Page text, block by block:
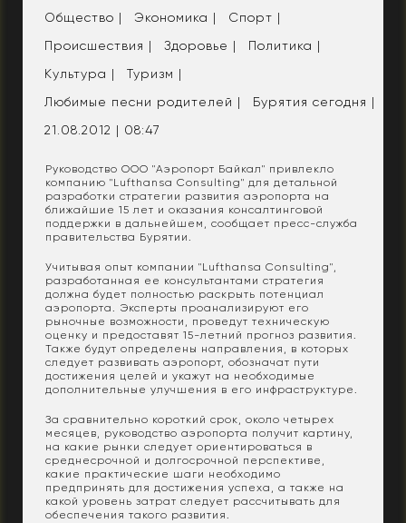
Общество | Экономика |
Спорт |
Происшествия |
Здоровье |
Политика |
Культура |
Туризм |
Любимые песни родителей |
Бурятия сегодня |
21.08.2012 | 08:47
Руководство ООО "Аэропорт Байкал" привлекло
компанию "Lufthansa Consulting" для детальной
разработки стратегии развития аэропорта на
ближайшие 15 лет и оказания консалтинговой
поддержки в дальнейшем, сообщает пресс-служба
правительства Бурятии.
Учитывая опыт компании "Lufthansa Consulting",
разработанная ее консультантами стратегия
должна будет полностью раскрыть потенциал
аэропорта. Эксперты проанализируют его
рыночные возможности, проведут техническую
оценку и предоставят 15-летний прогноз развития.
Также будут определены направления, в которых
следует развивать аэропорт, обозначат пути
достижения целей и укажут на необходимые
дополнительные улучшения в его инфраструктуре.
За сравнительно короткий срок, около четырех
месяцев, руководство аэропорта получит картину,
на какие рынки следует ориентироваться в
среднесрочной и долгосрочной перспективе,
какие практические шаги необходимо
предпринять для достижения успеха, а также на
какой уровень затрат следует рассчитывать для
обеспечения такого развития.